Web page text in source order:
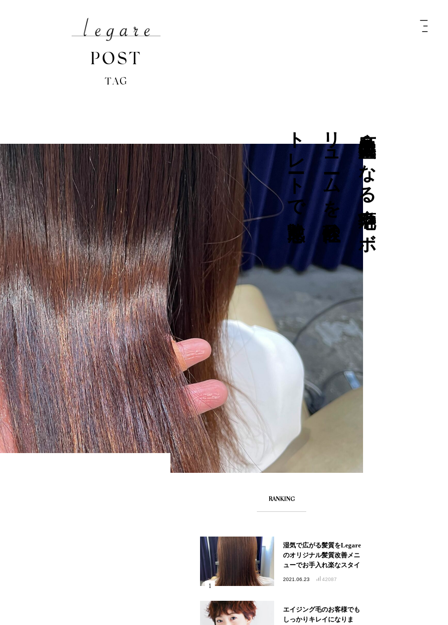
POST
TAG
広
島
美
容
室
気
に
な
る
癖
毛
や
ボ
リ
ュ
ー
ム
を
酸
性
ス
ト
レ
ー
ト
で
艶
感
を
RANKING
湿気で広がる髪質をLegare
のオリジナル髪質改善メニ
ューでお手入れ楽なスタイ
2021.06.23 42087
エイジング毛のお客様でも
しっかりキレイになりま